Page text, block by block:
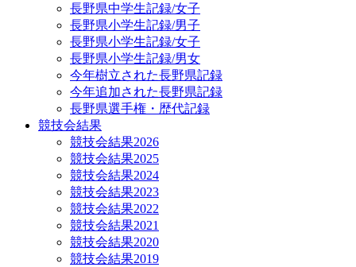
長野県中学生記録/女子
長野県小学生記録/男子
長野県小学生記録/女子
長野県小学生記録/男女
今年樹立された長野県記録
今年追加された長野県記録
長野県選手権・歴代記録
競技会結果
競技会結果2026
競技会結果2025
競技会結果2024
競技会結果2023
競技会結果2022
競技会結果2021
競技会結果2020
競技会結果2019